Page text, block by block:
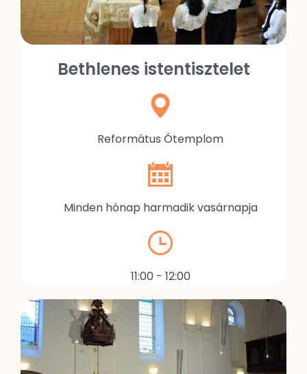
Bethlenes istentisztelet
Református Ótemplom
Minden hónap harmadik vasárnapja
11:00 - 12:00